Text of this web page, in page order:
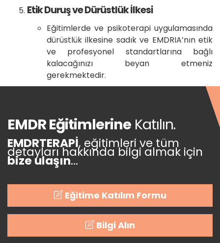
Etik Duruş ve Dürüstlük İlkesi
Eğitimlerde ve psikoterapi uygulamasında
dürüstlük ilkesine sadık ve EMDRIA’nın etik
ve profesyonel standartlarına bağlı
kalacağınızı beyan etmeniz
gerekmektedir.
EMDR Eğitimlerine Katılın.
EMDRTERAPİ, eğitimleri ve tüm
detayları hakkında bilgi almak için
bize ulaşın...
Eğitime Katılım Formu
Bilgi Alın